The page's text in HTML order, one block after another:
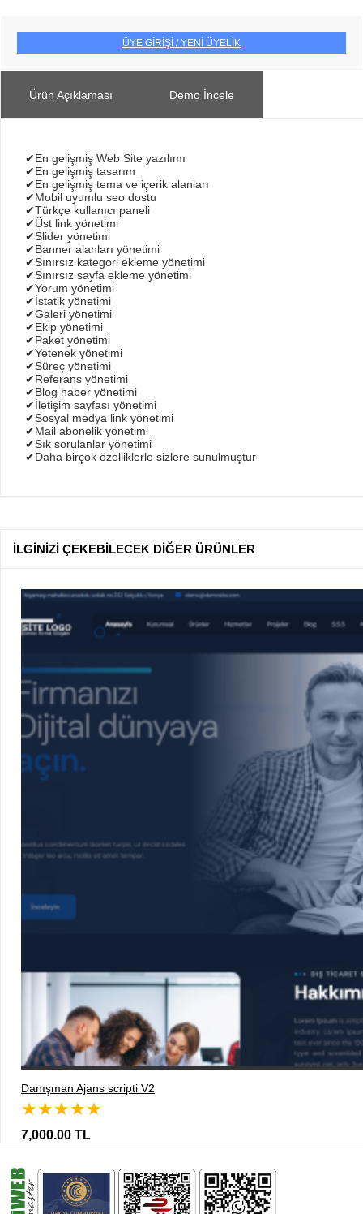
ÜYE GİRİŞİ / YENİ ÜYELİK
Ürün Açıklaması Demo İncele
✔En gelişmiş Web Site yazılımı
✔En gelişmiş tasarım
✔En gelişmiş tema ve içerik alanları
✔Mobil uyumlu seo dostu
✔Türkçe kullanıcı paneli
✔Üst link yönetimi
✔Slider yönetimi
✔Banner alanları yönetimi
✔Sınırsız kategori ekleme yönetimi
✔Sınırsız sayfa ekleme yönetimi
✔Yorum yönetimi
✔İstatik yönetimi
✔Galeri yönetimi
✔Ekip yönetimi
✔Paket yönetimi
✔Yetenek yönetimi
✔Süreç yönetimi
✔Referans yönetimi
✔Blog haber yönetimi
✔İletişim sayfası yönetimi
✔Sosyal medya link yönetimi
✔Mail abonelik yönetimi
✔Sık sorulanlar yönetimi
✔Daha birçok özelliklerle sizlere sunulmuştur
İLGİNİZİ ÇEKEBİLECEK DİĞER ÜRÜNLER
Danışman Ajans scripti V2
★★★★★
7,000.00 TL